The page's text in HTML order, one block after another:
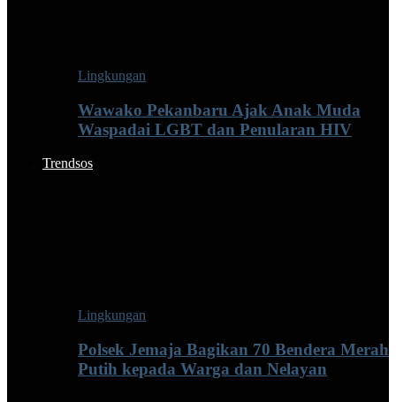
Lingkungan
Wawako Pekanbaru Ajak Anak Muda
Waspadai LGBT dan Penularan HIV
Trendsos
Lingkungan
Polsek Jemaja Bagikan 70 Bendera Merah
Putih kepada Warga dan Nelayan